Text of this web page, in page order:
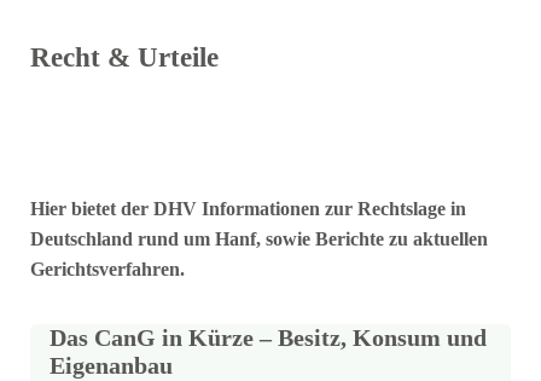
Recht & Urteile
Hier bietet der DHV Informationen zur Rechtslage in
Deutschland rund um Hanf, sowie Berichte zu aktuellen
Gerichtsverfahren.
Das CanG in Kürze – Besitz, Konsum und
Eigenanbau